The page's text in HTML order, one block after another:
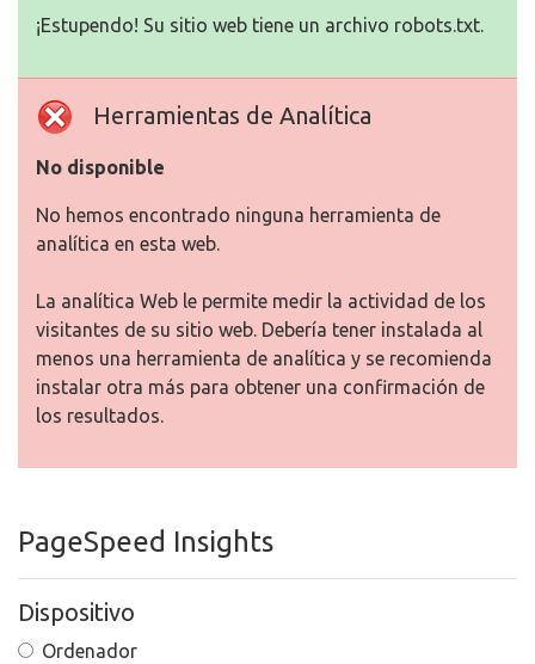
¡Estupendo! Su sitio web tiene un archivo robots.txt.
Herramientas de Analítica
No disponible
No hemos encontrado ninguna herramienta de
analítica en esta web.
La analítica Web le permite medir la actividad de los
visitantes de su sitio web. Debería tener instalada al
menos una herramienta de analítica y se recomienda
instalar otra más para obtener una confirmación de
los resultados.
PageSpeed Insights
Dispositivo
Ordenador